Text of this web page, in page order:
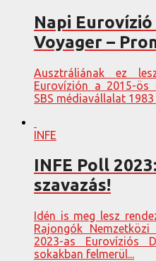
Napi
Voyager –
Ausztráliának ez
Eurovízión a 2015-ös
SBS médiavállalat
INFE
INFE Poll
szavazás!
Idén is meg lesz
Rajongók
2023-as Eurovíziós
sokakban felmerül...